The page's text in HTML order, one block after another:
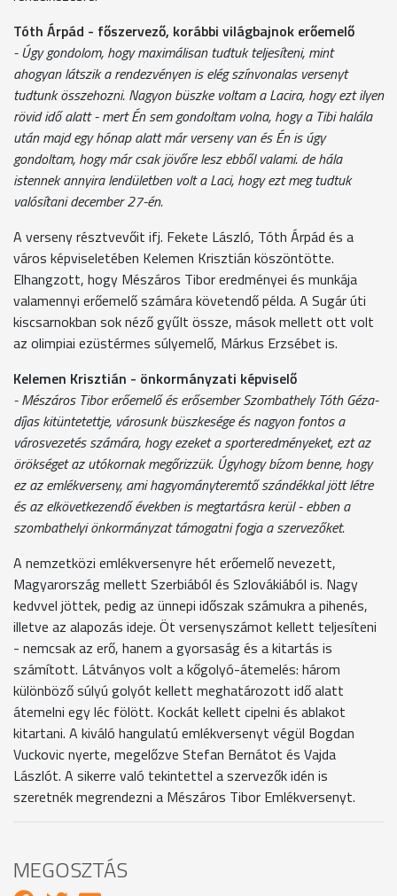
Tóth Árpád - főszervező, korábbi világbajnok erőemelő
- Úgy gondolom, hogy maximálisan tudtuk teljesíteni, mint
ahogyan látszik a rendezvényen is elég színvonalas versenyt
tudtunk összehozni. Nagyon büszke voltam a Lacira, hogy ezt ilyen
rövid idő alatt - mert Én sem gondoltam volna, hogy a Tibi halála
után majd egy hónap alatt már verseny van és Én is úgy
gondoltam, hogy már csak jövőre lesz ebből valami. de hála
istennek annyira lendületben volt a Laci, hogy ezt meg tudtuk
valósítani december 27-én.
A verseny résztvevőit ifj. Fekete László, Tóth Árpád és a
város képviseletében Kelemen Krisztián köszöntötte.
Elhangzott, hogy Mészáros Tibor eredményei és munkája
valamennyi erőemelő számára követendő példa. A Sugár úti
kiscsarnokban sok néző gyűlt össze, mások mellett ott volt
az olimpiai ezüstérmes súlyemelő, Márkus Erzsébet is.
Kelemen Krisztián - önkormányzati képviselő
- Mészáros Tibor erőemelő és erősember Szombathely Tóth Géza-
díjas kitüntetettje, városunk büszkesége és nagyon fontos a
városvezetés számára, hogy ezeket a sporteredményeket, ezt az
örökséget az utókornak megőrizzük. Úgyhogy bízom benne, hogy
ez az emlékverseny, ami hagyományteremtő szándékkal jött létre
és az elkövetkezendő években is megtartásra kerül - ebben a
szombathelyi önkormányzat támogatni fogja a szervezőket.
A nemzetközi emlékversenyre hét erőemelő nevezett,
Magyarország mellett Szerbiából és Szlovákiából is. Nagy
kedvvel jöttek, pedig az ünnepi időszak számukra a pihenés,
illetve az alapozás ideje. Öt versenyszámot kellett teljesíteni
- nemcsak az erő, hanem a gyorsaság és a kitartás is
számított. Látványos volt a kőgolyó-átemelés: három
különböző súlyú golyót kellett meghatározott idő alatt
átemelni egy léc fölött. Kockát kellett cipelni és ablakot
kitartani. A kiváló hangulatú emlékversenyt végül Bogdan
Vuckovic nyerte, megelőzve Stefan Bernátot és Vajda
Lászlót. A sikerre való tekintettel a szervezők idén is
szeretnék megrendezni a Mészáros Tibor Emlékversenyt.
MEGOSZTÁS